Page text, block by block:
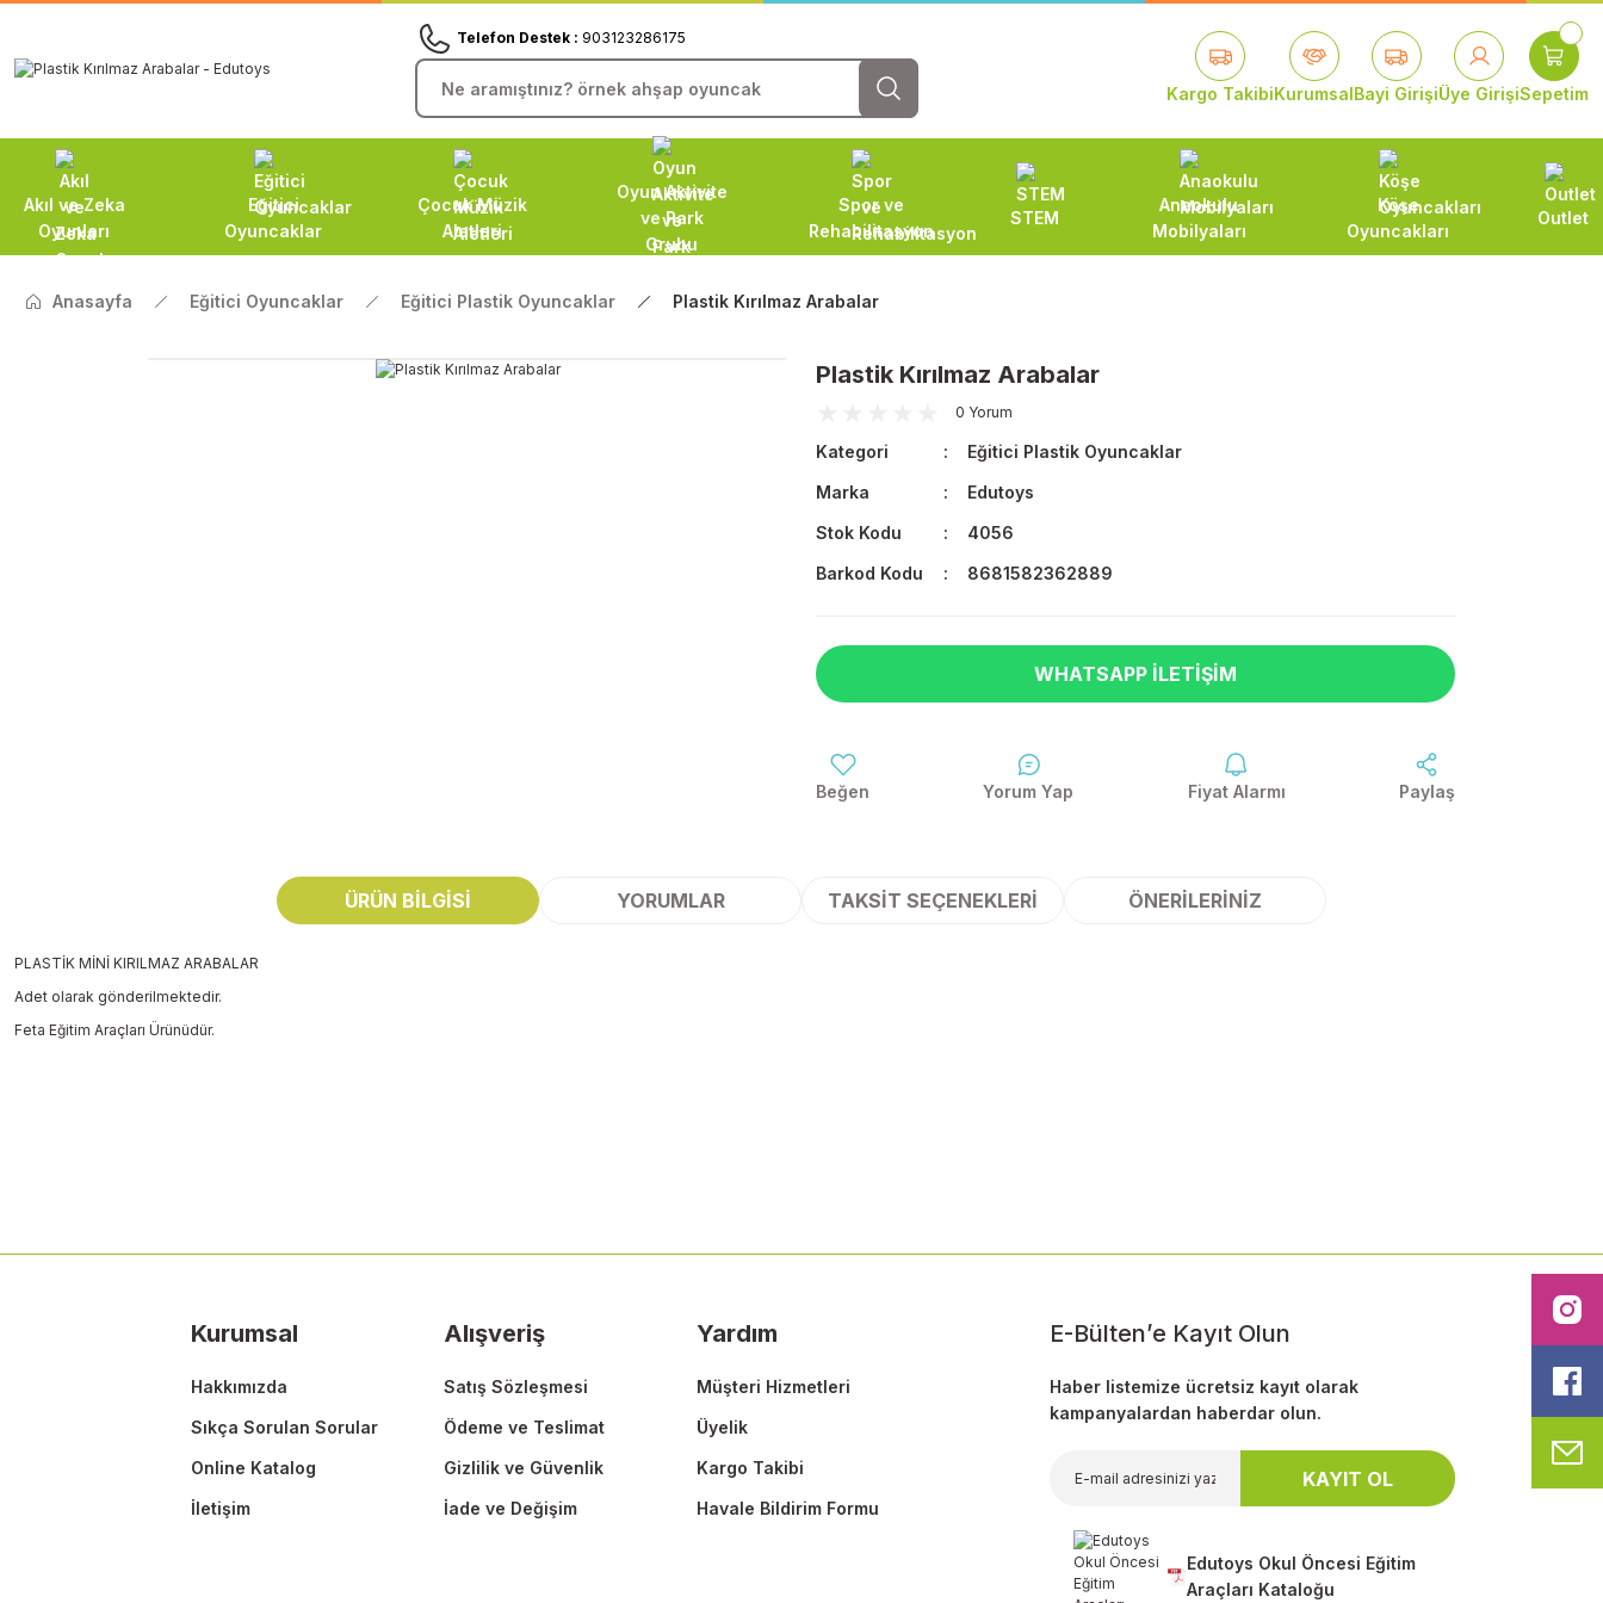
Telefon Destek : 903123286175
Kargo TakibiKurumsalBayi GirişiÜye GirişiSepetim
Akıl ve Zeka
Oyunları
Eğitici
Oyuncaklar
Çocuk Müzik
Aletleri
Oyun Aktivite
ve Park
Grubu
Spor ve
Rehabilitasyon
STEM
Anaokulu
Mobilyaları
Köşe
Oyuncakları
Outlet
Anasayfa Eğitici Oyuncaklar Eğitici Plastik Oyuncaklar Plastik Kırılmaz Arabalar
Plastik Kırılmaz Arabalar
0 Yorum
Kategori
Eğitici Plastik Oyuncaklar
Marka
Edutoys
Stok Kodu
4056
Barkod Kodu
8681582362889
WHATSAPP İLETIŞIM
Yorum Yap Fiyat Alarmı Paylaş
ÜRÜN BILGISI YORUMLAR TAKSIT SEÇENEKLERI ÖNERILERINIZ
PLASTİK MİNİ KIRILMAZ ARABALAR
Adet olarak gönderilmektedir.
Feta Eğitim Araçları Ürünüdür.
Bu ürüne benzer farklı alternatifler olmalı.
Gönder
Kurumsal
Hakkımızda
Sıkça Sorulan Sorular
Online Katalog
İletişim
Alışveriş
Satış Sözleşmesi
Ödeme ve Teslimat
Gizlilik ve Güvenlik
İade ve Değişim
Yardım
Müşteri Hizmetleri
Üyelik
Kargo Takibi
Havale Bildirim Formu
E-Bülten’e Kayıt Olun
Haber listemize ücretsiz kayıt olarak
kampanyalardan haberdar olun.
KAYIT OL
Edutoys Okul Öncesi Eğitim
Araçları Kataloğu